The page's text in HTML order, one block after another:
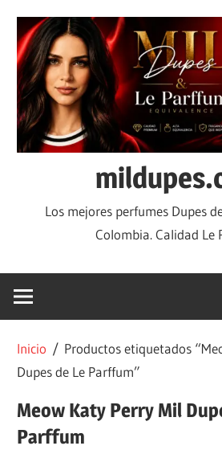
Los mejores perfumes Dupes
Colombia. Calidad Le
Inicio / Productos etiquetados
Dupes de Le Parffum”
Meow Katy Perry Mil
Parffum